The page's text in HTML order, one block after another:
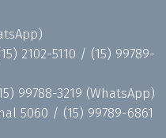
2102-5110 / (15) 99789-
99788-3219 (WhatsApp)
5060 / (15) 99789-6861